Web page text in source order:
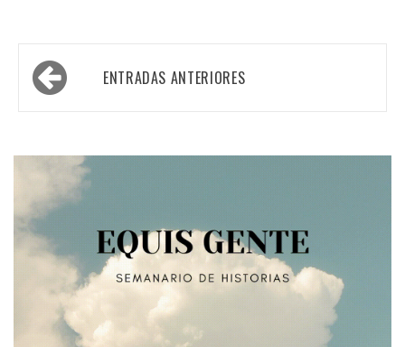
Navegación
de ENTRADAS ANTERIORES